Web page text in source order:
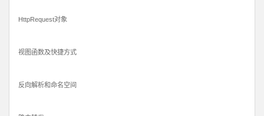
HttpRequest对象
视图函数及快捷方式
反向解析和命名空间